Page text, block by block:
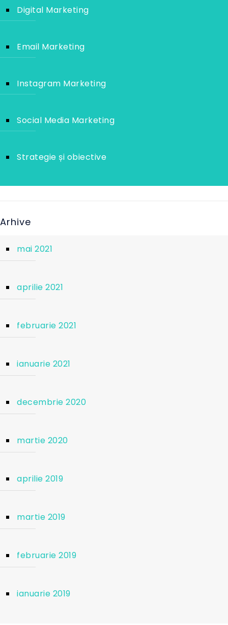
Digital Marketing
Email Marketing
Instagram Marketing
Social Media Marketing
Strategie și obiective
Arhive
mai 2021
aprilie 2021
februarie 2021
ianuarie 2021
decembrie 2020
martie 2020
aprilie 2019
martie 2019
februarie 2019
ianuarie 2019